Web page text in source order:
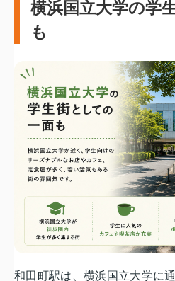
横浜国立大学の学
も
和田町駅は、横浜国立大学に